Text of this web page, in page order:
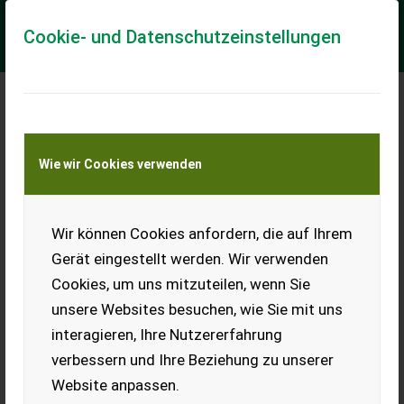
Cookie- und Datenschutzeinstellungen
Wie wir Cookies verwenden
Wir können Cookies anfordern, die auf Ihrem
Gerät eingestellt werden. Wir verwenden
Cookies, um uns mitzuteilen, wenn Sie
unsere Websites besuchen, wie Sie mit uns
interagieren, Ihre Nutzererfahrung
verbessern und Ihre Beziehung zu unserer
Website anpassen.
Meine Transportkostenanfrage
Transport von Land- und Baumaschinen –
KEINE Tiertransporte
Hofman ARTA GP 4T mit 4,2m Kran NEU
Der HOFMAN ARTA GP 4T/42 ist ein kompakter Rückewagen
für Kleintraktoren von 25–60 PS. Mit seinem 4,2 m Kran eignet
er sich besonders für kleine un...
EUR 9.836 inkl. 22 % MwSt.